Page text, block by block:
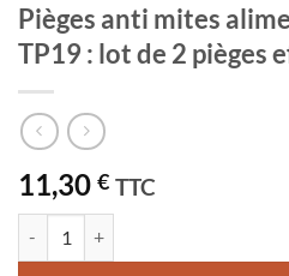
Pièges anti mites
TP19 : lot de 2 pièges
11,30 € TTC